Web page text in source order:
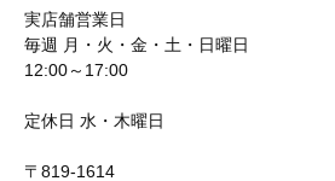
実店舗営業日
毎週 月・火・金・土・日曜日
12:00～17:00
定休日 水・木曜日
〒819-1614